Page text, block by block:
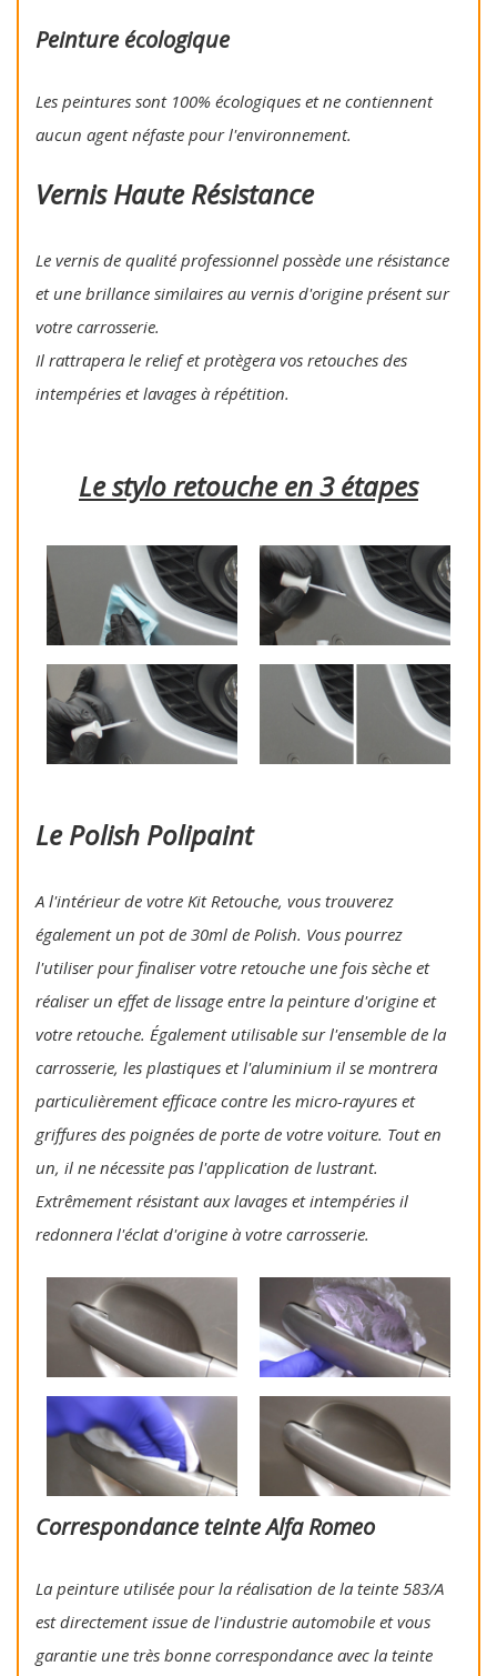
Peinture écologique
Les peintures sont 100% écologiques et ne contiennent
aucun agent néfaste pour l'environnement.
Vernis Haute Résistance
Le vernis de qualité professionnel possède une résistance
et une brillance similaires au vernis d'origine présent sur
votre carrosserie.
Il rattrapera le relief et protègera vos retouches des
intempéries et lavages à répétition.
Le stylo retouche en 3 étapes
Le Polish Polipaint
A l'intérieur de votre Kit Retouche, vous trouverez
également un pot de 30ml de Polish. Vous pourrez
l'utiliser pour finaliser votre retouche une fois sèche et
réaliser un effet de lissage entre la peinture d'origine et
votre retouche. Également utilisable sur l'ensemble de la
carrosserie, les plastiques et l'aluminium il se montrera
particulièrement efficace contre les micro-rayures et
griffures des poignées de porte de votre voiture. Tout en
un, il ne nécessite pas l'application de lustrant.
Extrêmement résistant aux lavages et intempéries il
redonnera l'éclat d'origine à votre carrosserie.
Correspondance teinte Alfa Romeo
La peinture utilisée pour la réalisation de la teinte 583/A
est directement issue de l'industrie automobile et vous
garantie une très bonne correspondance avec la teinte